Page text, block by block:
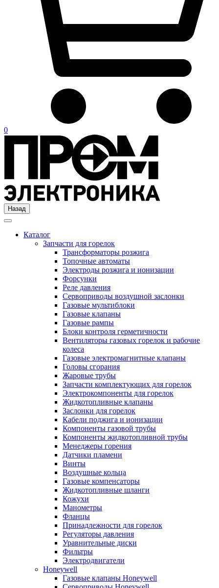
0
Назад
Каталог
Запчасти для горелок
Трансформаторы розжига
Топочные автоматы
Электроды розжига и ионизации
Форсунки
Реле давления
Сервоприводы воздушной заслонки
Газовые мультиблоки
Газовые клапаны
Газовые рампы
Блоки контроля герметичности
Вентиляторы газовых горелок и рабочие
колеса
Газовые электромагнитные клапаны
Головы сгорания
Жаровые трубы
Запчасти комплектующих для горелок
Электрокомпоненты для горелок
Жидкотопливные клапаны
Заслонки для горелок
Кабели поджига и ионизации
Компоненты газовой трубы
Компоненты жидкотопливной трубы
Менеджеры горения
Датчики пламени
Винты
Воздушные кольца
Газовые компенсаторы
Жидкотопливные шланги
Кожухи
Манометры
Фланцы
Принадлежности для горелок
Регуляторы давления
Уравнительные диски
Фильтры
Электродвигатели
Honeywell
Газовые клапаны Honeywell